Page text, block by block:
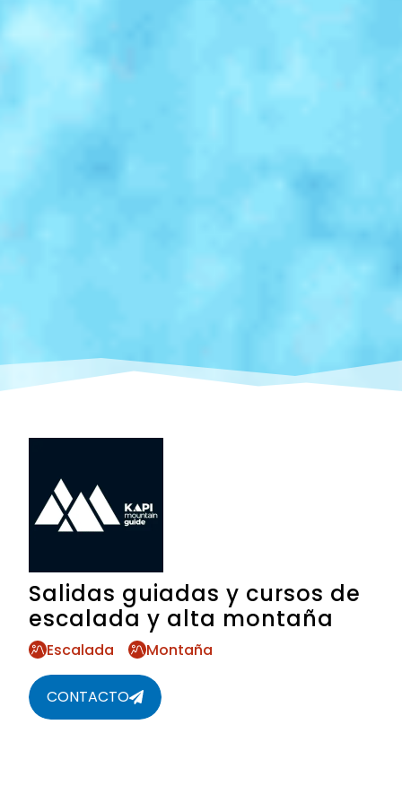
Salidas guiadas y cursos de
escalada y alta montaña
Escalada Montaña
CONTACTO